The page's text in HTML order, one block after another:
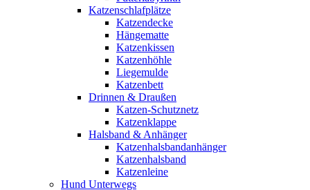
Katzenschlafplätze
Katzendecke
Hängematte
Katzenkissen
Katzenhöhle
Liegemulde
Katzenbett
Drinnen & Draußen
Katzen-Schutznetz
Katzenklappe
Halsband & Anhänger
Katzenhalsbandanhänger
Katzenhalsband
Katzenleine
Hund Unterwegs